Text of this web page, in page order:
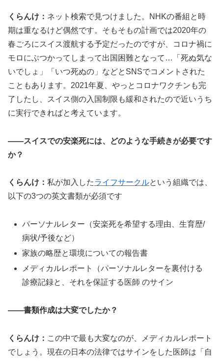
くらんけ： ネット検索で見つけました。NHKの番組と時
期は重なるけど偶然です。そもそもの計画では2020年の
春ごろにスイス渡航する予定だったのですが、コロナ禍に
モロにぶつかってしまって出国困難となって…「死ぬ気な
いでしょ」「いつ死ぬの」などとSNSでコメントされた
こともあります。2021年夏、やっとコロナワクチンも完
了したし、スイス側の入国制限も緩和されたので近いうち
に実行できればと考えています。
――スイスでの安楽死には、どのような手続きが必要です
か？
くらんけ： 私が加入したライフサークルという組織では、
以下の3つの英文書類が必須です
パーソナルレター（安楽死を希望する理由、生育歴/
病状/予後など）
家族の略歴と環境についての報告書
メディカルレポート（パーソナルレターを裏付ける
診療記録と、それを保証する医師 のサイン
――書類作成は大変でしたか？
くらんけ： この中で最も大変なのが、メディカルレポート
でしょう。現在の日本の法律ではサインをした医師は「自